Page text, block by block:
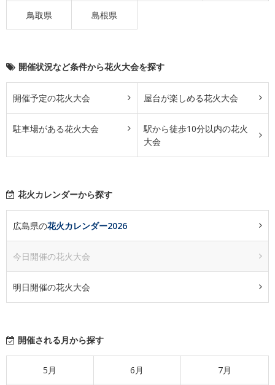
鳥取県 島根県
開催状況など条件から花火大会を探す
開催予定の花火大会 屋台が楽しめる花火大会
駐車場がある花火大会
駅から徒歩10分以内の花火
大会
花火カレンダーから探す
広島県の花火カレンダー2026
今日開催の花火大会
明日開催の花火大会
開催される月から探す
5月 6月 7月